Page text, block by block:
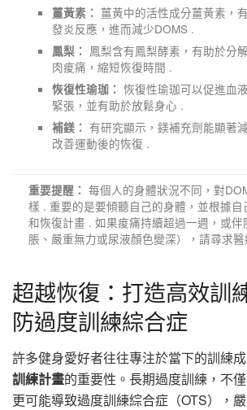
薑黃素： 薑黃中的活性成分薑黃素，
發炎反應，進而減少DOMS .
鳳梨： 鳳梨含有鳳梨酵素，有助於分
肉痠痛，縮短恢復時間 .
恢復性瑜珈： 恢復性瑜珈可以促進血
緊張，並有助於放鬆身心 .
補鎂： 有研究顯示，鎂補充劑能顯著
改善運動後的恢復 .
重要提醒： 每個人的身體狀況不同，對
樣 . 重要的是要傾聽自己的身體，並根據自
和恢復計畫 . 如果痠痛持續超過一週，或伴
脹、嚴重無力或尿液顏色變深），請尋求
超越恢復：打造高效訓
防過度訓練綜合症
許多健身愛好者往往專注於當下的訓練
訓練計畫的重要性。長期過度訓練，不
更可能導致過度訓練綜合症（OTS），